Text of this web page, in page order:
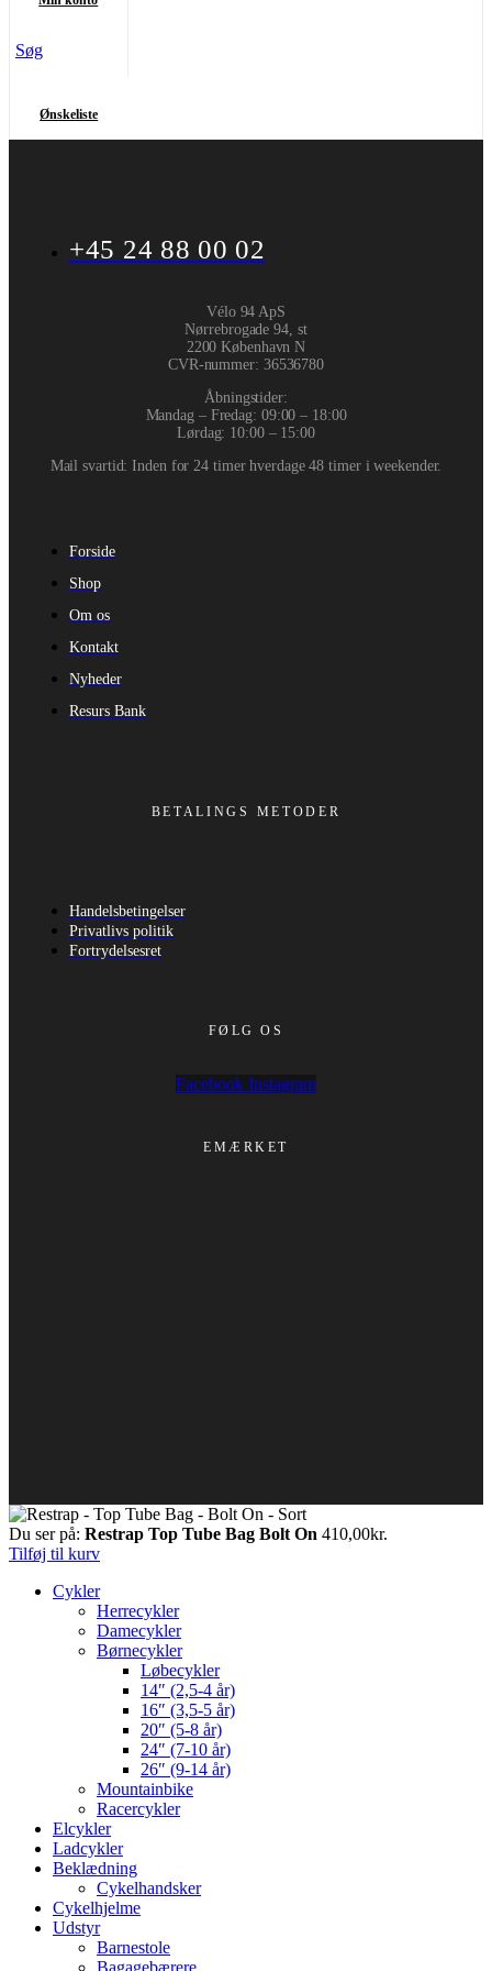
Søg
Ønskeliste
+45 24 88 00 02
Vélo 94 ApS
Nørrebrogade 94, st
2200 København N
CVR-nummer: 36536780
Åbningstider:
Mandag – Fredag: 09:00 – 18:00
Lørdag: 10:00 – 15:00
Mail svartid: Inden for 24 timer hverdage 48 timer i weekender.
Forside
Shop
Om os
Kontakt
Nyheder
Resurs Bank
BETALINGS METODER
Handelsbetingelser
Privatlivs politik
Fortrydelsesret
FØLG OS
Facebook Instagram
EMÆRKET
Du ser på: Restrap Top Tube Bag Bolt On 410,00kr.
Tilføj til kurv
Cykler
Herrecykler
Damecykler
Børnecykler
Løbecykler
14″ (2,5-4 år)
16″ (3,5-5 år)
20″ (5-8 år)
24″ (7-10 år)
26″ (9-14 år)
Mountainbike
Racercykler
Elcykler
Ladcykler
Beklædning
Cykelhandsker
Cykelhjelme
Udstyr
Barnestole
Bagagebærere